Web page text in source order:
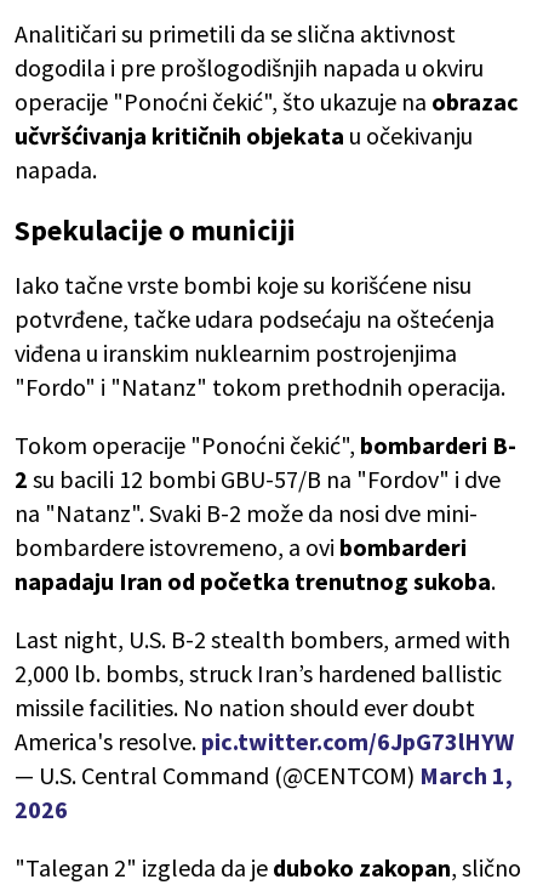
Analitičari su primetili da se slična aktivnost
dogodila i pre prošlogodišnjih napada u okviru
operacije "Ponoćni čekić", što ukazuje na obrazac
učvršćivanja kritičnih objekata u očekivanju
napada.
Spekulacije o municiji
Iako tačne vrste bombi koje su korišćene nisu
potvrđene, tačke udara podsećaju na oštećenja
viđena u iranskim nuklearnim postrojenjima
"Fordo" i "Natanz" tokom prethodnih operacija.
Tokom operacije "Ponoćni čekić", bombarderi B-
2 su bacili 12 bombi GBU-57/B na "Fordov" i dve
na "Natanz". Svaki B-2 može da nosi dve mini-
bombardere istovremeno, a ovi bombarderi
napadaju Iran od početka trenutnog sukoba.
Last night, U.S. B-2 stealth bombers, armed with
2,000 lb. bombs, struck Iran’s hardened ballistic
missile facilities. No nation should ever doubt
America's resolve. pic.twitter.com/6JpG73lHYW
— U.S. Central Command (@CENTCOM) March 1,
2026
"Talegan 2" izgleda da je duboko zakopan, slično